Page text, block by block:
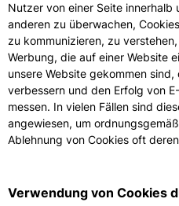
Nutzer von einer Seite innerhalb
anderen zu überwachen,
zu kommunizieren, zu
Werbung, die auf einer Website
unsere Website gekommen
verbessern und den Erfolg von
messen. In vielen Fällen sind
angewiesen, um
Ablehnung von Cookies oft
Verwendung von Cookies